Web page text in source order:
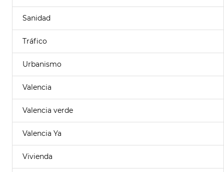
Sanidad
Tráfico
Urbanismo
Valencia
Valencia verde
Valencia Ya
Vivienda